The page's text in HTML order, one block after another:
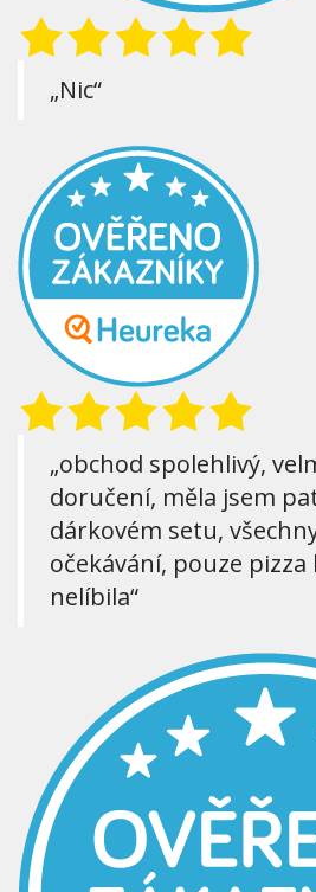
„Nic“
„obchod spolehlivý,
doručení, měla jsem
dárkovém setu,
očekávání, pouze
nelíbila“